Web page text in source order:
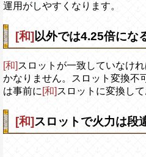
運用がしやすくなります。
[和]以外では4.25倍にな
[和]スロットが一致していなけ
かなりません。スロット変換不
は事前に[和]スロットに変換し
[和] スロットで火力は段